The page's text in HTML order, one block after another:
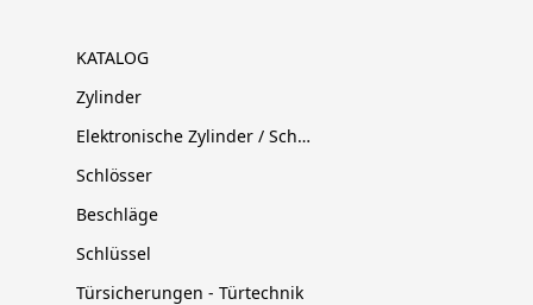
KATALOG
Zylinder
Elektronische Zylinder / Schließsysteme
Schlösser
Beschläge
Schlüssel
Türsicherungen - Türtechnik